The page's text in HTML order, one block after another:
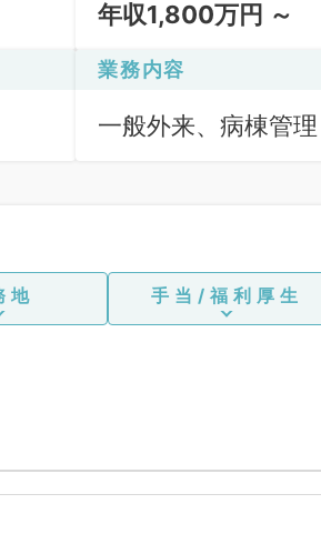
年収1,800万円 ～
業務内容
一般外来、病棟管理
地 手当/福利厚生